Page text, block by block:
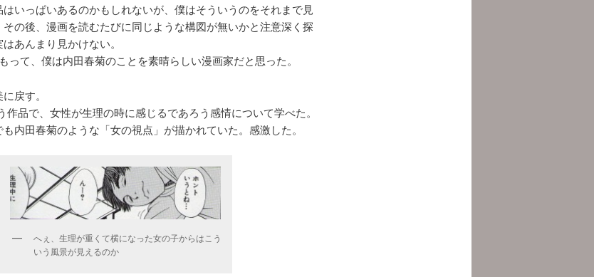
いっぱいあるのかもしれないが、僕はそういうのをそれまで見
の後、漫画を読むたびに同じような構図が無いかと注意深く探
あんまり見かけない。
って、僕は内田春菊のことを素晴らしい漫画家だと思った。
戻す。
作品で、女性が生理の時に感じるであろう感情について学べた。
内田春菊のような「女の視点」が描かれていた。感激した。
へぇ、生理が重くて横になった女の子からはこう
いう風景が見えるのか